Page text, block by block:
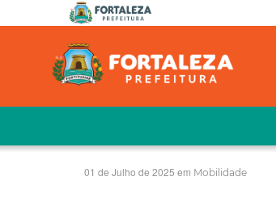
01 de Julho de 2025 em Mobilidade